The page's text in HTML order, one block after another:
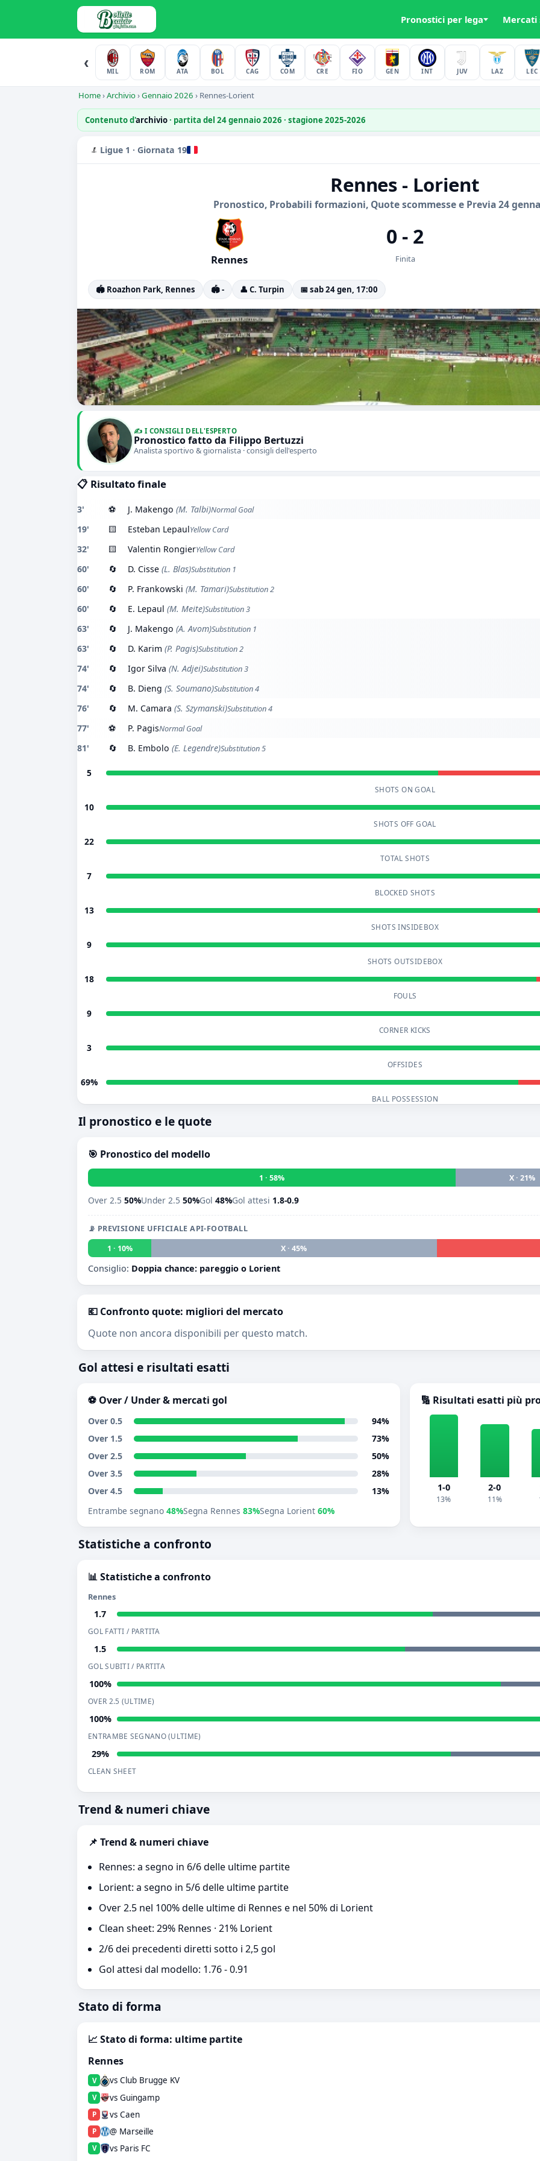
Pronostici per lega Mercati
‹
MIL ROM ATA BOL CAG COM CRE FIO GEN INT JUV LAZ LEC
Home›Archivio›Gennaio 2026 › Rennes-Lorient
Contenuto d'archivio· partita del 24 gennaio 2026 · stagione 2025-2026
Ligue 1 · Giornata 19
Rennes - Lorient
Pronostico, Probabili formazioni, Quote scommesse e Previa 24
Rennes
0 - 2
Finita
🏟️ Roazhon Park, Rennes 🏟️ - 👤 C. Turpin 📅 sab 24 gen, 17:00
✍️ I CONSIGLI DELL'ESPERTO
Pronostico fatto da Filippo Bertuzzi
Analista sportivo & giornalista · consigli dell'esperto
📋 Risultato finale
3' ⚽ J. Makengo (M. Talbi)Normal Goal
19' 🟨 Esteban LepaulYellow Card
32' 🟨 Valentin RongierYellow Card
60' 🔄 D. Cisse (L. Blas)Substitution 1
60' 🔄 P. Frankowski (M. Tamari)Substitution 2
60' 🔄 E. Lepaul (M. Meite)Substitution 3
63' 🔄 J. Makengo (A. Avom)Substitution 1
63' 🔄 D. Karim (P. Pagis)Substitution 2
74' 🔄 Igor Silva (N. Adjei)Substitution 3
74' 🔄 B. Dieng (S. Soumano)Substitution 4
76' 🔄 M. Camara (S. Szymanski)Substitution 4
77' ⚽ P. PagisNormal Goal
81' 🔄 B. Embolo (E. Legendre)Substitution 5
5
SHOTS ON GOAL
10
SHOTS OFF GOAL
22
TOTAL SHOTS
7
BLOCKED SHOTS
13
SHOTS INSIDEBOX
9
SHOTS OUTSIDEBOX
18
FOULS
9
CORNER KICKS
3
OFFSIDES
69%
BALL POSSESSION
Il pronostico e le quote
🎯 Pronostico del modello
1 · 58% X · 21%
Over 2.5 50%Under 2.5 50%Gol 48%Gol attesi 1.8-0.9
📡 PREVISIONE UFFICIALE API-FOOTBALL
1 · 10%
X · 45%
Consiglio: Doppia chance: pareggio o Lorient
💶 Confronto quote: migliori del mercato
Quote non ancora disponibili per questo match.
Gol attesi e risultati esatti
⚽ Over / Under & mercati gol
Over 0.5
94%
Over 1.5
73%
Over 2.5
50%
Over 3.5
28%
Over 4.5
13%
Entrambe segnano 48%Segna Rennes 83%Segna Lorient 60%
🔢 Risultati esatti più
1-0
13%
2-0
11%
Statistiche a confronto
📊 Statistiche a confronto
Rennes
1.7
GOL FATTI / PARTITA
1.5
GOL SUBITI / PARTITA
100%
OVER 2.5 (ULTIME)
100%
ENTRAMBE SEGNANO (ULTIME)
29%
CLEAN SHEET
Trend & numeri chiave
📌 Trend & numeri chiave
Rennes: a segno in 6/6 delle ultime partite
Lorient: a segno in 5/6 delle ultime partite
Over 2.5 nel 100% delle ultime di Rennes e nel 50% di Lorient
Clean sheet: 29% Rennes · 21% Lorient
2/6 dei precedenti diretti sotto i 2,5 gol
Gol attesi dal modello: 1.76 - 0.91
Stato di forma
📈 Stato di forma: ultime partite
Rennes
V vs Club Brugge KV
V vs Guingamp
P vs Caen
P @ Marseille
V vs Paris FC